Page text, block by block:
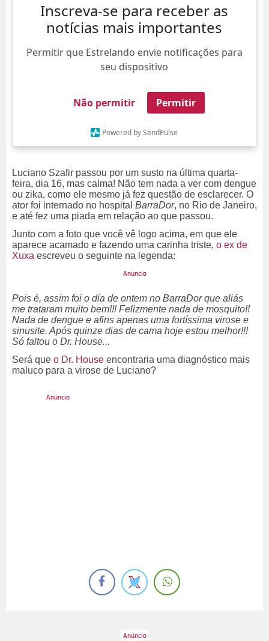
Inscreva-se para receber as
notícias mais importantes
Permitir que Estrelando envie notificações para
seu dispositivo
Não permitir Permitir
Powered by SendPulse
Luciano Szafir passou por um susto na última quarta-
feira, dia 16, mas calma! Não tem nada a ver com dengue
ou zika, como ele mesmo já fez questão de esclarecer. O
ator foi internado no hospital BarraDor, no Rio de Janeiro,
e até fez uma piada em relação ao que passou.
Junto com a foto que você vê logo acima, em que ele
aparece acamado e fazendo uma carinha triste, o ex de
Xuxa escreveu o seguinte na legenda:
Pois é, assim foi o dia de ontem no BarraDor que aliás
me trataram muito bem!!! Felizmente nada de mosquito!!
Nada de dengue e afins apenas uma fortíssima virose e
sinusite. Após quinze dias de cama hoje estou melhor!!!
Só faltou o Dr. House...
Será que o Dr. House encontraria uma diagnóstico mais
maluco para a virose de Luciano?